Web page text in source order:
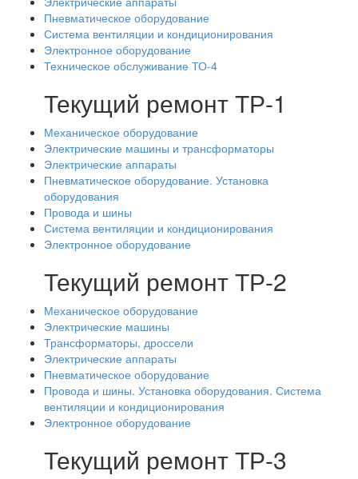
Пневматическое оборудование
Система вентиляции и кондиционирования
Электронное оборудование
Техническое обслуживание ТО-4
Текущий ремонт ТР-1
Механическое оборудование
Электрические машины и трансформаторы
Электрические аппараты
Пневматическое оборудование. Установка
оборудования
Провода и шины
Система вентиляции и кондиционирования
Электронное оборудование
Текущий ремонт ТР-2
Механическое оборудование
Электрические машины
Трансформаторы, дроссели
Электрические аппараты
Пневматическое оборудование
Провода и шины. Установка оборудования. Система
вентиляции и кондиционирования
Электронное оборудование
Текущий ремонт ТР-3